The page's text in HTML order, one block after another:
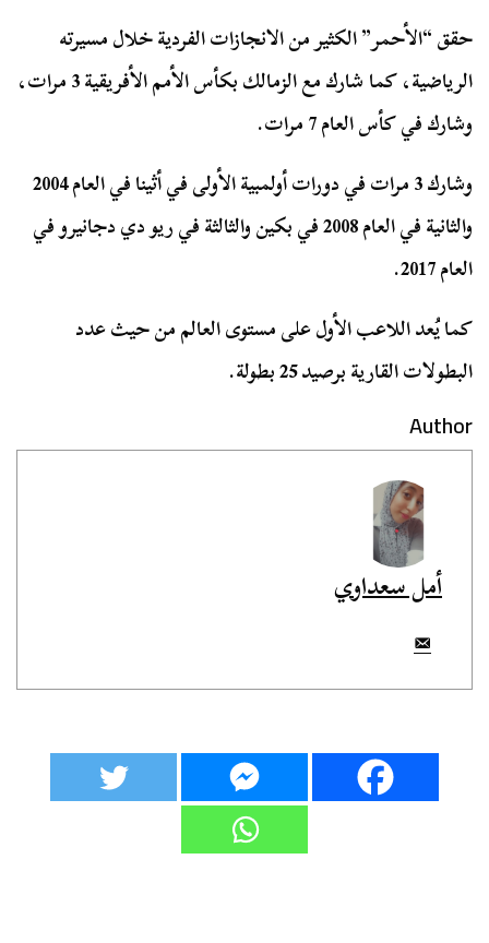
حقق “الأحمر” الكثير من الانجازات الفردية خلال مسيرته
الرياضية، كما شارك مع الزمالك بكأس الأمم الأفريقية 3 مرات،
وشارك في كأس العام 7 مرات.
وشارك 3 مرات في دورات أولمبية الأولى في أثينا في العام 2004
والثانية في العام 2008 في بكين والثالثة في ريو دي دجانيرو في
العام 2017.
كما يُعد اللاعب الأول على مستوى العالم من حيث عدد
البطولات القارية برصيد 25 بطولة.
Author
أمل سعداوي